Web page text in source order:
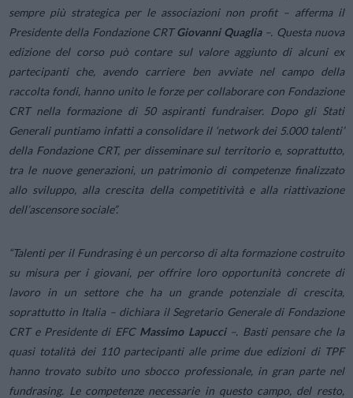
sempre più strategica per le associazioni non profit – afferma il
Presidente della Fondazione CRTGiovanni Quaglia–. Questa nuova
edizione del corso può contare sul valore aggiunto di alcuni ex
partecipanti che, avendo carriere ben avviate nel campo della
raccolta fondi, hanno unito le forze per collaborare con Fondazione
CRT nella formazione di 50 aspiranti fundraiser. Dopo gli Stati
Generali puntiamo infatti a consolidare il ‘network dei 5.000 talenti’
della Fondazione CRT, per disseminare sul territorio e, soprattutto,
tra le nuove generazioni, un patrimonio di competenze finalizzato
allo sviluppo, alla crescita della competitività e alla riattivazione
dell’ascensore sociale”.
“Talenti per il Fundrasing è un percorso di alta formazione costruito
su misura per i giovani, per offrire loro opportunità concrete di
lavoro in un settore che ha un grande potenziale di crescita,
soprattutto in Italia– dichiara il Segretario Generale di Fondazione
CRT e Presidente di EFC Massimo Lapucci–. Basti pensare che la
quasi totalità dei 110 partecipanti alle prime due edizioni di TPF
hanno trovato subito uno sbocco professionale, in gran parte nel
fundrasing. Le competenze necessarie in questo campo, del resto,